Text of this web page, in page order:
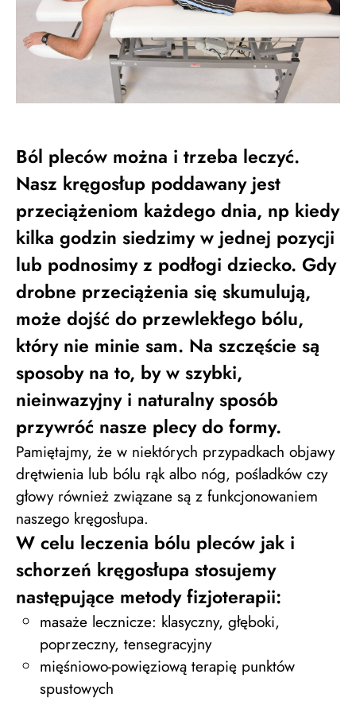
Ból pleców można i trzeba leczyć.
Nasz kręgosłup poddawany jest
przeciążeniom każdego dnia, np kiedy
kilka godzin siedzimy w jednej pozycji
lub podnosimy z podłogi dziecko. Gdy
drobne przeciążenia się skumulują,
może dojść do przewlekłego bólu,
który nie minie sam. Na szczęście są
sposoby na to, by w szybki,
nieinwazyjny i naturalny sposób
przywróć nasze plecy do formy.
Pamiętajmy, że w niektórych przypadkach objawy
drętwienia lub bólu rąk albo nóg, pośladków czy
głowy również związane są z funkcjonowaniem
naszego kręgosłupa.
W celu leczenia bólu pleców jak i
schorzeń kręgosłupa stosujemy
następujące metody fizjoterapii:
masaże lecznicze: klasyczny, głęboki,
poprzeczny, tensegracyjny
mięśniowo-powięziową terapię punktów
spustowych